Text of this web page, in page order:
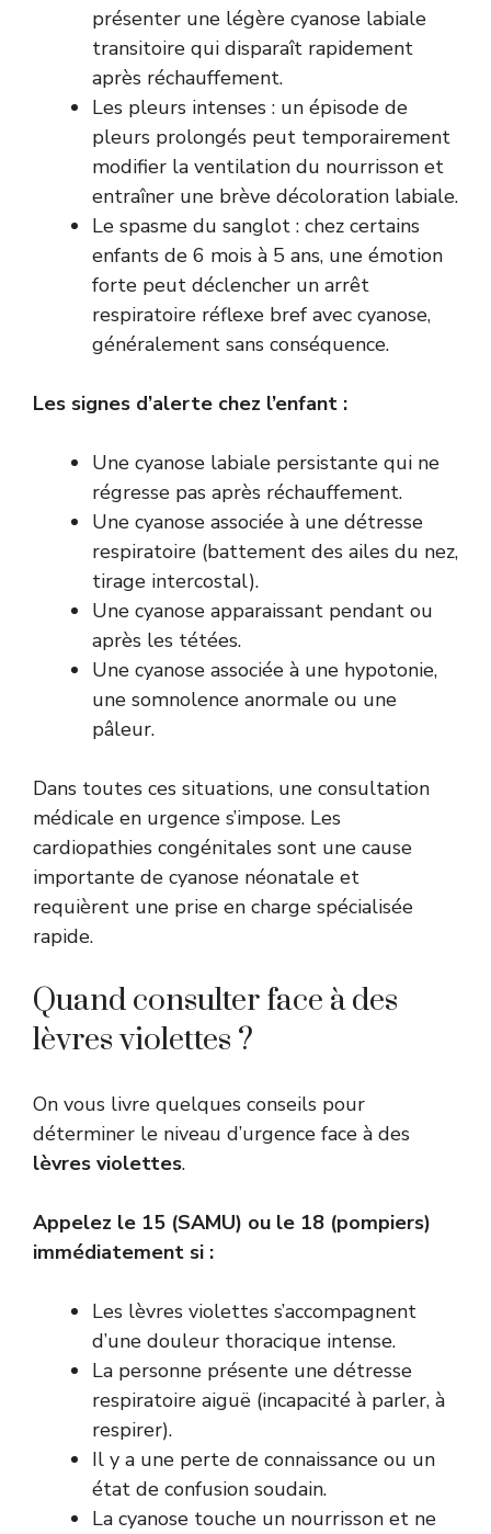
présenter une légère cyanose labiale
transitoire qui disparaît rapidement
après réchauffement.
Les pleurs intenses : un épisode de
pleurs prolongés peut temporairement
modifier la ventilation du nourrisson et
entraîner une brève décoloration labiale.
Le spasme du sanglot : chez certains
enfants de 6 mois à 5 ans, une émotion
forte peut déclencher un arrêt
respiratoire réflexe bref avec cyanose,
généralement sans conséquence.
Les signes d’alerte chez l’enfant :
Une cyanose labiale persistante qui ne
régresse pas après réchauffement.
Une cyanose associée à une détresse
respiratoire (battement des ailes du nez,
tirage intercostal).
Une cyanose apparaissant pendant ou
après les tétées.
Une cyanose associée à une hypotonie,
une somnolence anormale ou une
pâleur.
Dans toutes ces situations, une consultation
médicale en urgence s’impose. Les
cardiopathies congénitales sont une cause
importante de cyanose néonatale et
requièrent une prise en charge spécialisée
rapide.
Quand consulter face à des
lèvres violettes ?
On vous livre quelques conseils pour
déterminer le niveau d’urgence face à des
lèvres violettes.
Appelez le 15 (SAMU) ou le 18 (pompiers)
immédiatement si :
Les lèvres violettes s’accompagnent
d’une douleur thoracique intense.
La personne présente une détresse
respiratoire aiguë (incapacité à parler, à
respirer).
Il y a une perte de connaissance ou un
état de confusion soudain.
La cyanose touche un nourrisson et ne